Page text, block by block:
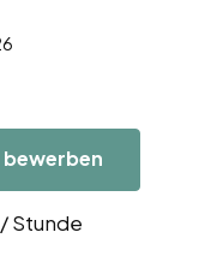
/ Stunde